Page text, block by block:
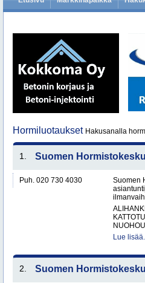
Hormiluotaukset Hakusanalla
1. Suomen
Puh. 020 730 4030
Suomen
Lue
2. Suomen